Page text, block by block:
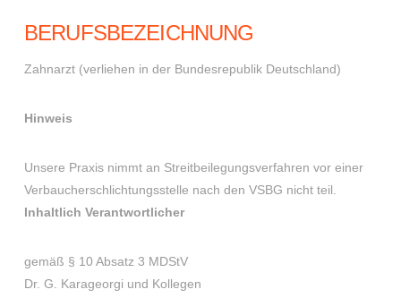
BERUFSBEZEICHNUNG
Zahnarzt (verliehen in der Bundesrepublik Deutschland)
Hinweis
Unsere Praxis nimmt an Streitbeilegungsverfahren vor einer
Verbaucherschlichtungsstelle nach den VSBG nicht teil.
Inhaltlich Verantwortlicher
gemäß § 10 Absatz 3 MDStV
Dr. G. Karageorgi und Kollegen